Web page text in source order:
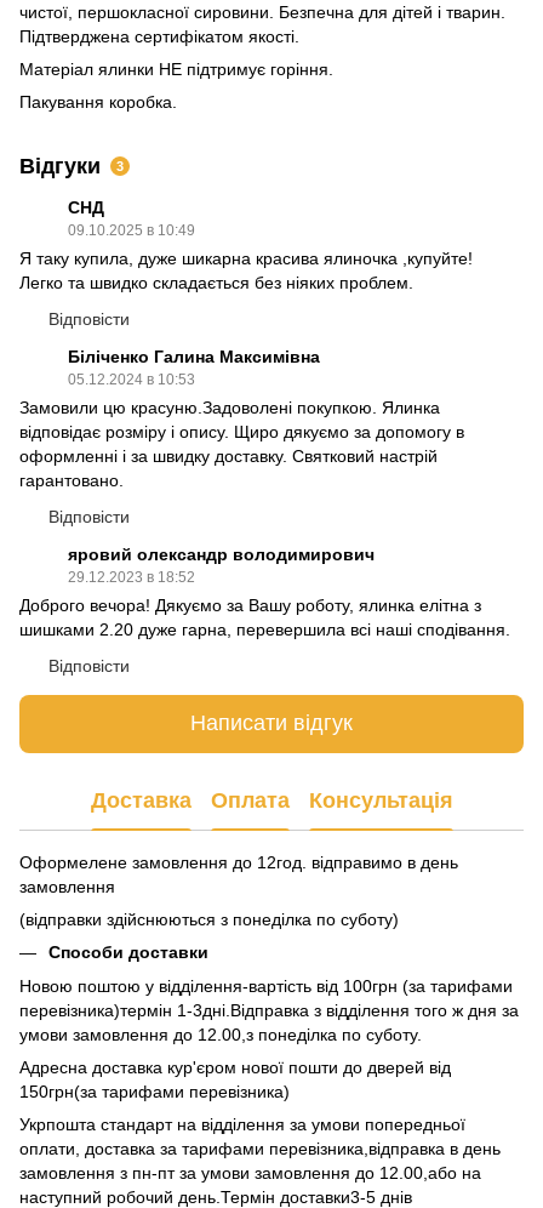
чистої, першокласної сировини. Безпечна для дітей і тварин.
Підтверджена сертифікатом якості.
Матеріал ялинки НЕ підтримує горіння.
Пакування коробка.
Відгуки 3
СНД
09.10.2025 в 10:49
Я таку купила, дуже шикарна красива ялиночка ,купуйте!
Легко та швидко складається без ніяких проблем.
Відповісти
Біліченко Галина Максимівна
05.12.2024 в 10:53
Замовили цю красуню.Задоволені покупкою. Ялинка
відповідає розміру і опису. Щиро дякуємо за допомогу в
оформленні і за швидку доставку. Святковий настрій
гарантовано.
Відповісти
яровий олександр володимирович
29.12.2023 в 18:52
Доброго вечора! Дякуємо за Вашу роботу, ялинка елітна з
шишками 2.20 дуже гарна, перевершила всі наші сподівання.
Відповісти
Написати відгук
Доставка Оплата Консультація
Оформелене замовлення до 12год. відправимо в день
замовлення
(відправки здійснюються з понеділка по суботу)
Способи доставки
Новою поштою у відділення-вартість від 100грн (за тарифами
перевізника)термін 1-3дні.Відправка з відділення того ж дня за
умови замовлення до 12.00,з понеділка по суботу.
Адресна доставка кур'єром нової пошти до дверей від
150грн(за тарифами перевізника)
Укрпошта стандарт на відділення за умови попередньої
оплати, доставка за тарифами перевізника,відправка в день
замовлення з пн-пт за умови замовлення до 12.00,або на
наступний робочий день.Термін доставки3-5 днів